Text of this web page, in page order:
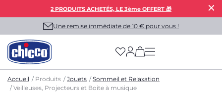
2 PRODUITS ACHETÉS, LE 3ème OFFERT 🎁
Une remise immédiate de 10 € pour vous !
(has more options
Accueil Produits Jouets
Sommeil et Relaxation
Veilleuses, Projecteurs et Boite à musique